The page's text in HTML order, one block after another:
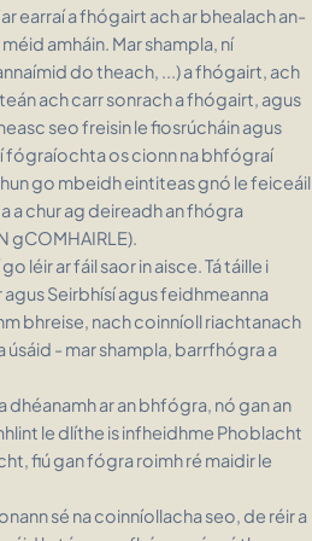
earraí a fhógairt ach ar bhealach an-
amháin. Mar shampla, ní
do theach, ...) a fhógairt, ach
ach carr sonrach a fhógairt, agus
seo freisin le fiosrúcháin agus
fógraíochta os cionn na bhfógraí
go mbeidh eintiteas gnó le feiceáil
a chur ag deireadh an fhógra
gCOMHAIRLE).
léir ar fáil saor in aisce. Tá táille i
Seirbhísí agus feidhmeanna
bhreise, nach coinníoll riachtanach
- mar shampla, barrfhógra a
ar an bhfógra, nó gan an
le dlíthe is infheidhme Phoblacht
fiú gan fógra roimh ré maidir le
sé na coinníollacha seo, de réir a